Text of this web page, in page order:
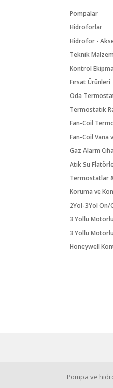
Pompalar
Hidroforlar
Hidrofor -
Teknik
Kontrol
Fırsat Ürünleri
Oda
Termostatik
Fan-Coil
Fan-Coil Vana
Gaz Alarm
Atık Su
Termostatlar
Koruma ve
2Yol-3Yol On/
3 Yollu
3 Yollu
Honeywell
Pompa ve